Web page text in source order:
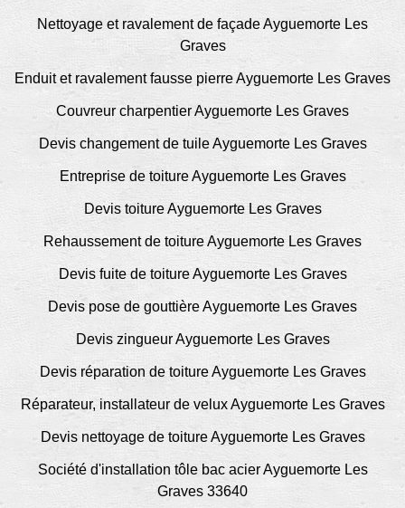
Nettoyage et ravalement de façade Ayguemorte Les
Graves
Enduit et ravalement fausse pierre Ayguemorte Les Graves
Couvreur charpentier Ayguemorte Les Graves
Devis changement de tuile Ayguemorte Les Graves
Entreprise de toiture Ayguemorte Les Graves
Devis toiture Ayguemorte Les Graves
Rehaussement de toiture Ayguemorte Les Graves
Devis fuite de toiture Ayguemorte Les Graves
Devis pose de gouttière Ayguemorte Les Graves
Devis zingueur Ayguemorte Les Graves
Devis réparation de toiture Ayguemorte Les Graves
Réparateur, installateur de velux Ayguemorte Les Graves
Devis nettoyage de toiture Ayguemorte Les Graves
Société d'installation tôle bac acier Ayguemorte Les
Graves 33640